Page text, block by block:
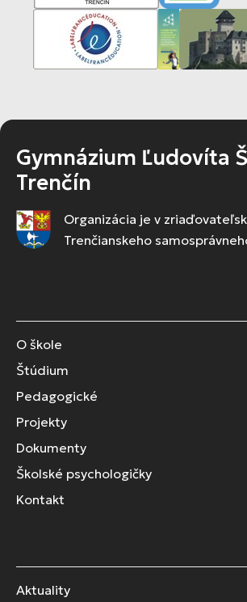
Gymnázium Ľudovíta
Trenčín
Organizácia je v
Trenčianskeho
O škole
Štúdium
Pedagogické
Projekty
Dokumenty
Školské psychologičky
Kontakt
Aktuality